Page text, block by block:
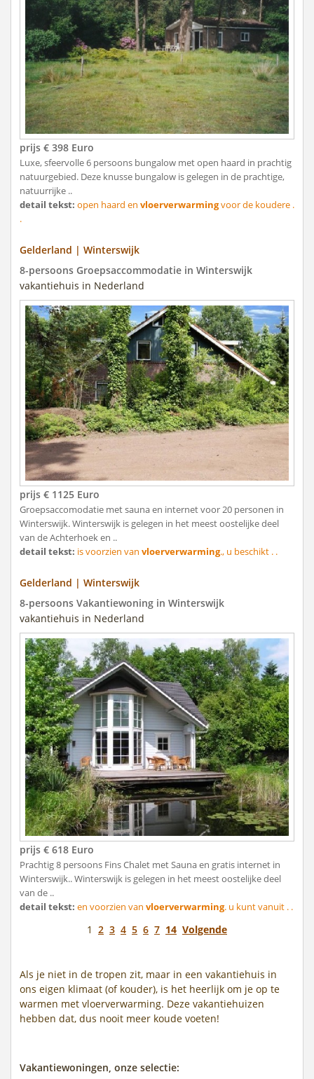
prijs € 398 Euro
Luxe, sfeervolle 6 persoons bungalow met open haard in prachtig
natuurgebied. Deze knusse bungalow is gelegen in de prachtige,
natuurrijke ..
detail tekst: open haard en vloerverwarmingvoor de koudere .
.
Gelderland | Winterswijk
8-persoons Groepsaccommodatie in Winterswijk
vakantiehuis in Nederland
prijs € 1125 Euro
Groepsaccomodatie met sauna en internet voor 20 personen in
Winterswijk. Winterswijk is gelegen in het meest oostelijke deel
van de Achterhoek en ..
detail tekst: is voorzien van vloerverwarming., u beschikt . .
Gelderland | Winterswijk
8-persoons Vakantiewoning in Winterswijk
vakantiehuis in Nederland
prijs € 618 Euro
Prachtig 8 persoons Fins Chalet met Sauna en gratis internet in
Winterswijk.. Winterswijk is gelegen in het meest oostelijke deel
van de ..
detail tekst: en voorzien van vloerverwarming. u kunt vanuit . .
1 2 3 4 5 6 7 14 Volgende
Als je niet in de tropen zit, maar in een vakantiehuis in
ons eigen klimaat (of kouder), is het heerlijk om je op te
warmen met vloerverwarming. Deze vakantiehuizen
hebben dat, dus nooit meer koude voeten!
Vakantiewoningen, onze selectie: